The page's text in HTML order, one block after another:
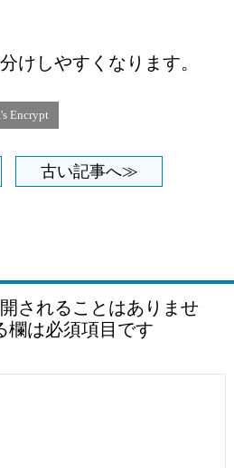
けしやすくなります。
Encrypt
古い記事へ≫
されることはありませ
欄は必須項目です